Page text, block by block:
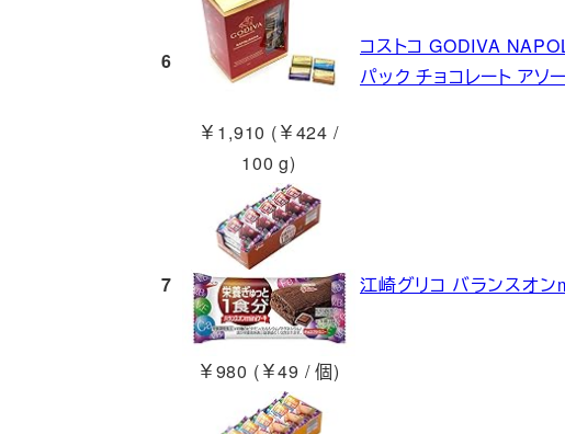
6
￥1,910 (￥424 /
100 g)
コストコ GODIVA
パック チョコレート ア
7
￥980 (￥49 / 個)
江崎グリコ バランスオ